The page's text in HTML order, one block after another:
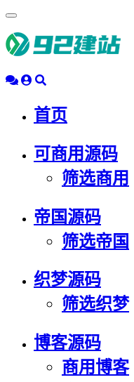
动
导
首页
可商用源码
筛选商用
帝国源码
筛选帝国
织梦源码
筛选织梦
博客源码
商用博客